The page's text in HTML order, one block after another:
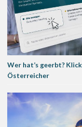
Wer hat’s geerbt?
Österreicher